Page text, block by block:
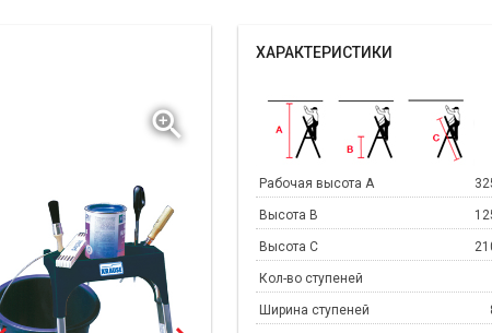
ХАРАКТЕРИСТИКИ
Рабочая высота А
Высота В
Высота С
Кол-во ступеней
Ширина ступеней